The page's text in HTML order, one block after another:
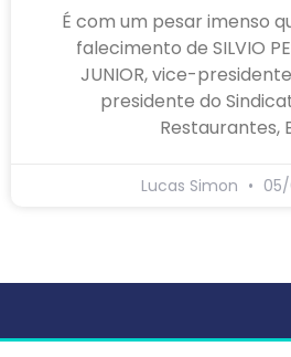
É com um pesar imenso
falecimento de SILVIO
JUNIOR, vice-
presidente do
Restaurantes,
Lucas Simon